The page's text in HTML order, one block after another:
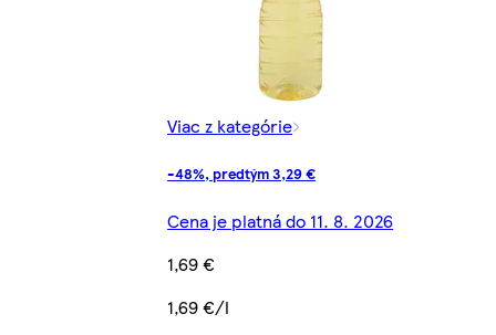
Viac z kategórie
-48%, predtým 3,29 €
Cena je platná do 11. 8. 2026
1,69 €
1,69 €/l